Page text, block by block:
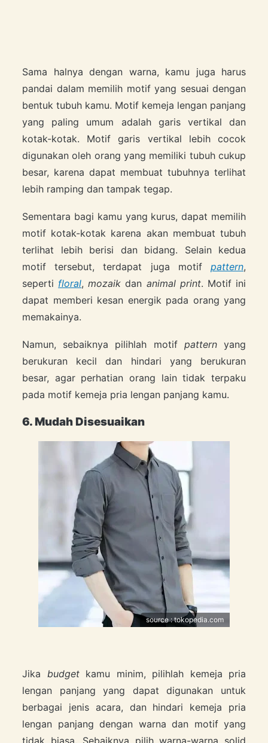
Sama halnya dengan warna, kamu juga harus
pandai dalam memilih motif yang sesuai dengan
bentuk tubuh kamu. Motif kemeja lengan panjang
yang paling umum adalah garis vertikal dan
kotak-kotak. Motif garis vertikal lebih cocok
digunakan oleh orang yang memiliki tubuh cukup
besar, karena dapat membuat tubuhnya terlihat
lebih ramping dan tampak tegap.
Sementara bagi kamu yang kurus, dapat memilih
motif kotak-kotak karena akan membuat tubuh
terlihat lebih berisi dan bidang. Selain kedua
motif tersebut, terdapat juga motif pattern,
seperti floral,mozaikdan animal print. Motif ini
dapat memberi kesan energik pada orang yang
memakainya.
Namun, sebaiknya pilihlah motif patternyang
berukuran kecil dan hindari yang berukuran
besar, agar perhatian orang lain tidak terpaku
pada motif kemeja pria lengan panjang kamu.
6. Mudah Disesuaikan
source : tokopedia.com
Jika budgetkamu minim, pilihlah kemeja pria
lengan panjang yang dapat digunakan untuk
berbagai jenis acara, dan hindari kemeja pria
lengan panjang dengan warna dan motif yang
tidak biasa. Sebaiknya pilih warna-warna solid